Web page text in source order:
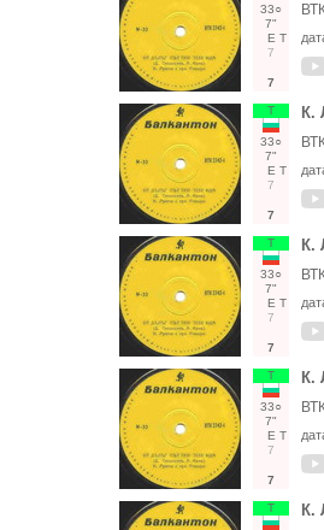
33○
7"
Е Т
7
7
Т
33○
7"
Е Т
7
7
К.
Т
33○
7"
Е Т
7
7
К.
Т
33○
7"
Е Т
7
7
К.
Т К.